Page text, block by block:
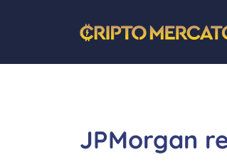
contenuto
JPMorgan